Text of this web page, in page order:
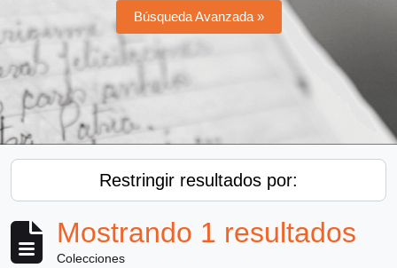
Búsqueda Avanzada »
Restringir resultados por:
Mostrando 1 resultados
Colecciones